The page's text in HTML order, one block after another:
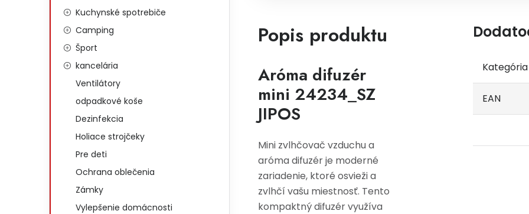
Kuchynské spotrebiče
Camping
Šport
kancelária
Ventilátory
odpadkové koše
Dezinfekcia
Holiace strojčeky
Pre deti
Ochrana oblečenia
Zámky
Vylepšenie domácnosti
Popis produktu
Aróma difuzér
mini 24234_SZ
JIPOS
Mini zvlhčovač vzduchu a
aróma difuzér je moderné
zariadenie, ktoré osvieži a
zvlhčí vašu miestnosť. Tento
kompaktný difuzér využíva
Kategória
EAN